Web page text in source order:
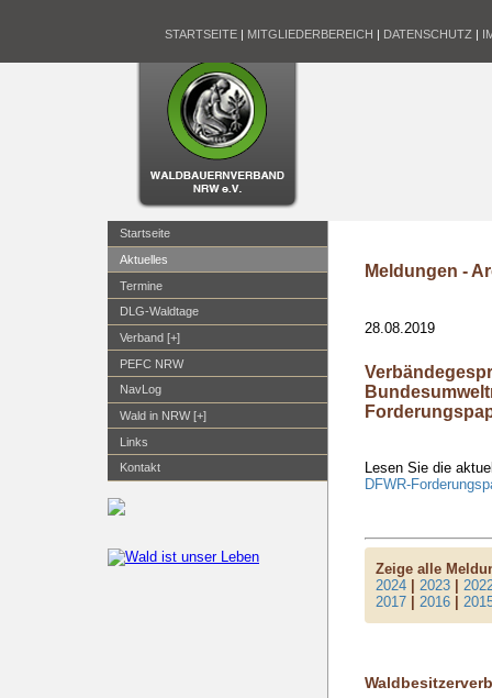
STARTSEITE | MITGLIEDERBEREICH | DATENSCHUTZ |
Startseite
Aktuelles
Termine
DLG-Waldtage
Verband [+]
PEFC NRW
NavLog
Wald in NRW [+]
Links
Kontakt
Meldungen -
28.08.2019
Lesen Sie die
DFWR-
Zeige alle
2024 |2023 |
2017 |2016 |